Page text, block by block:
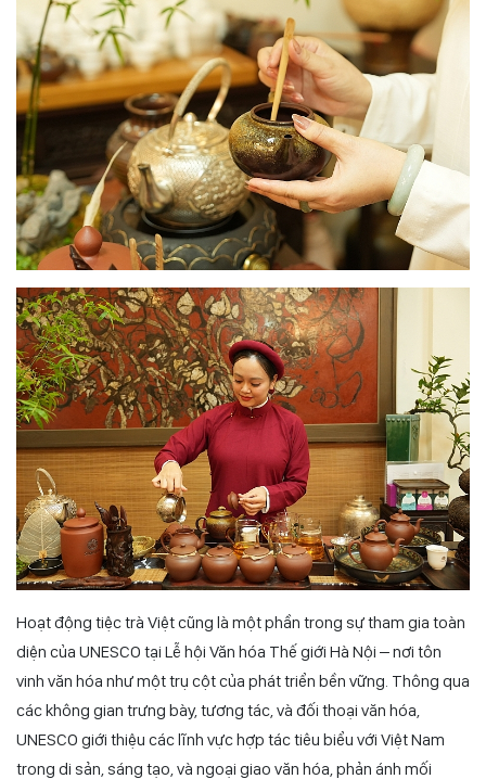
Hoạt động tiệc trà Việt cũng là một phần trong sự tham gia toàn
diện của UNESCO tại Lễ hội Văn hóa Thế giới Hà Nội – nơi tôn
vinh văn hóa như một trụ cột của phát triển bền vững. Thông qua
các không gian trưng bày, tương tác, và đối thoại văn hóa,
UNESCO giới thiệu các lĩnh vực hợp tác tiêu biểu với Việt Nam
trong di sản, sáng tạo, và ngoại giao văn hóa, phản ánh mối